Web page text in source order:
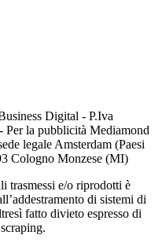
Digital - P.Iva
la pubblicità Mediamond
legale Amsterdam (Paesi
Cologno Monzese (MI)
trasmessi e/o riprodotti è
di sistemi di
fatto divieto espresso di